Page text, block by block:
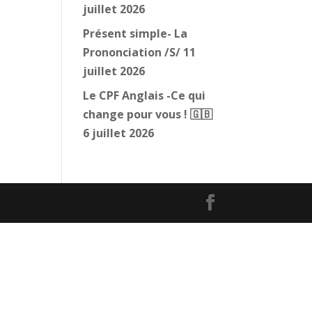
juillet 2026
Présent simple- La
Prononciation /S/ 11
juillet 2026
Le CPF Anglais -Ce qui
change pour vous ! 🇬🇧
6 juillet 2026